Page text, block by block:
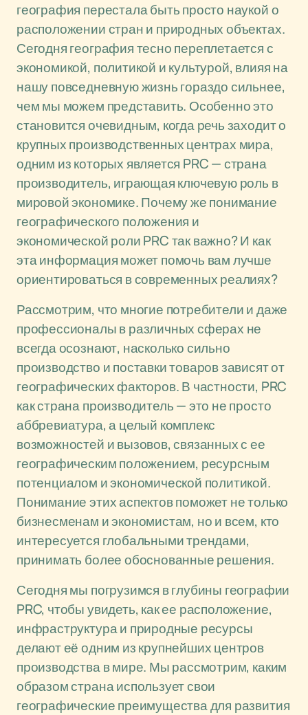
география перестала быть просто наукой о
расположении стран и природных объектах.
Сегодня география тесно переплетается с
экономикой, политикой и культурой, влияя на
нашу повседневную жизнь гораздо сильнее,
чем мы можем представить. Особенно это
становится очевидным, когда речь заходит о
крупных производственных центрах мира,
одним из которых является PRC — страна
производитель, играющая ключевую роль в
мировой экономике. Почему же понимание
географического положения и
экономической роли PRC так важно? И как
эта информация может помочь вам лучше
ориентироваться в современных реалиях?
Рассмотрим, что многие потребители и даже
профессионалы в различных сферах не
всегда осознают, насколько сильно
производство и поставки товаров зависят от
географических факторов. В частности, PRC
как страна производитель — это не просто
аббревиатура, а целый комплекс
возможностей и вызовов, связанных с ее
географическим положением, ресурсным
потенциалом и экономической политикой.
Понимание этих аспектов поможет не только
бизнесменам и экономистам, но и всем, кто
интересуется глобальными трендами,
принимать более обоснованные решения.
Сегодня мы погрузимся в глубины географии
PRC, чтобы увидеть, как ее расположение,
инфраструктура и природные ресурсы
делают её одним из крупнейших центров
производства в мире. Мы рассмотрим, каким
образом страна использует свои
географические преимущества для развития